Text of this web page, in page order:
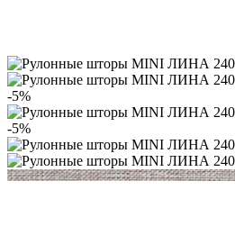
-5%
-5%